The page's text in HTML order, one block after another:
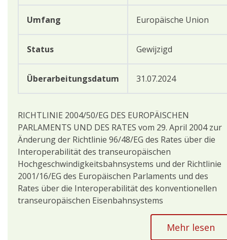
Umfang
Status
Überarbeitungsdatum
Europäische Union
Gewijzigd
31.07.2024
RICHTLINIE 2004/50/EG DES EUROPÄISCHEN
PARLAMENTS UND DES RATES vom 29. April 2004 zur
Änderung der Richtlinie 96/48/EG des Rates über die
Interoperabilität des transeuropäischen
Hochgeschwindigkeitsbahnsystems und der Richtlinie
2001/16/EG des Europäischen Parlaments und des
Rates über die Interoperabilität des konventionellen
transeuropäischen Eisenbahnsystems
Mehr lesen